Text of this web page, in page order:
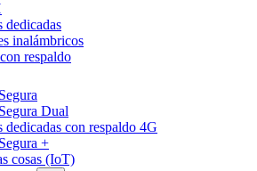
dedicadas
inalámbricos
respaldo
Dual
dedicadas con respaldo 4G
+
cosas (IoT)